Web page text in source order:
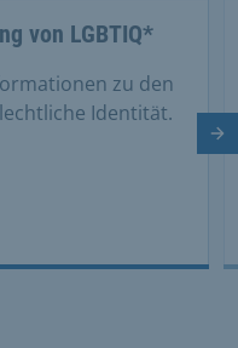
von LGBTIQ*
zu den
Identität.